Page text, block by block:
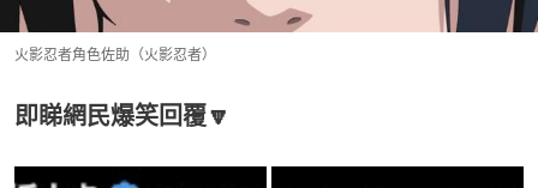
火影忍者角色佐助（火影忍者）
即睇網民爆笑回覆🔽